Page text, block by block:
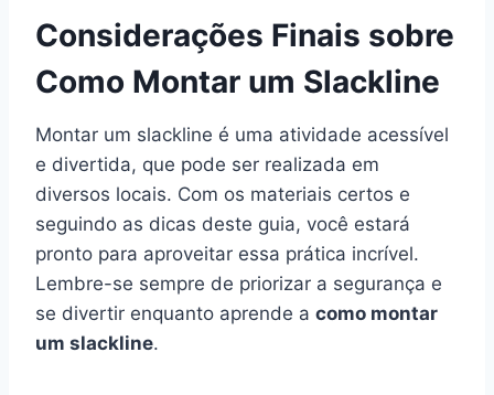
Considerações Finais sobre
Como Montar um Slackline
Montar um slackline é uma atividade acessível
e divertida, que pode ser realizada em
diversos locais. Com os materiais certos e
seguindo as dicas deste guia, você estará
pronto para aproveitar essa prática incrível.
Lembre-se sempre de priorizar a segurança e
se divertir enquanto aprende a como montar
um slackline.